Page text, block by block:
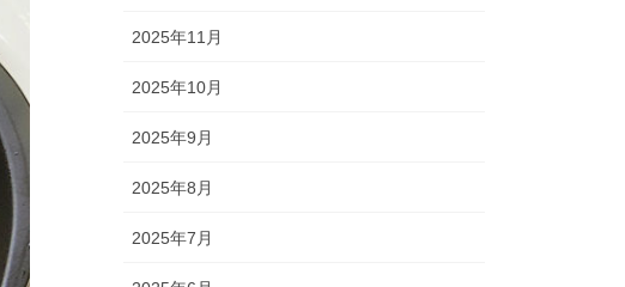
2025年11月
2025年10月
2025年9月
2025年8月
2025年7月